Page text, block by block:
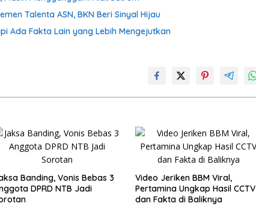
Talenta ASN, BKN Beri Sinyal Hijau
Ada Fakta Lain yang Lebih Mengejutkan
Banding, Vonis Bebas 3
DPRD NTB Jadi
Video Jeriken BBM Viral,
Pertamina Ungkap Hasil CCTV
dan Fakta di Baliknya